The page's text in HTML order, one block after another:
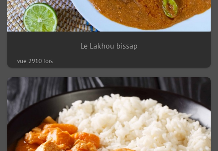
Le Lakhou bissap
vue 2910 fois